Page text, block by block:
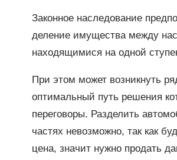
Законное наследование
деление имущества между
находящимися на одной
При этом может возникнуть
оптимальный путь решения
переговоры. Разделить
частях невозможно, так как
цена, значит нужно продать